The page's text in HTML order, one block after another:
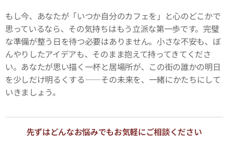
もし今、あなたが「いつか自分のカフェを」と心のどこかで
思っているなら、その気持ちはもう立派な第一歩です。完璧
な準備が整う日を待つ必要はありません。小さな不安も、ぼ
んやりしたアイデアも、そのまま抱えて持ってきてくださ
い。あなたが思い描く一杯と居場所が、この街の誰かの明日
を少しだけ明るくする――その未来を、一緒にかたちにして
いきましょう。
先ずはどんなお悩みでもお気軽にご相談ください